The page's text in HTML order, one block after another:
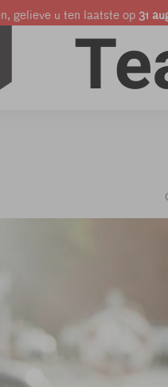
gelieve u ten laatste op 31
Online cursussen